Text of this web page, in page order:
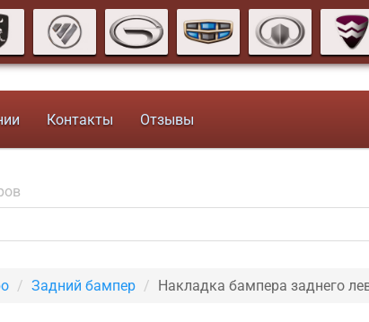
Контакты Отзывы
Задний бампер Накладка бампера заднего